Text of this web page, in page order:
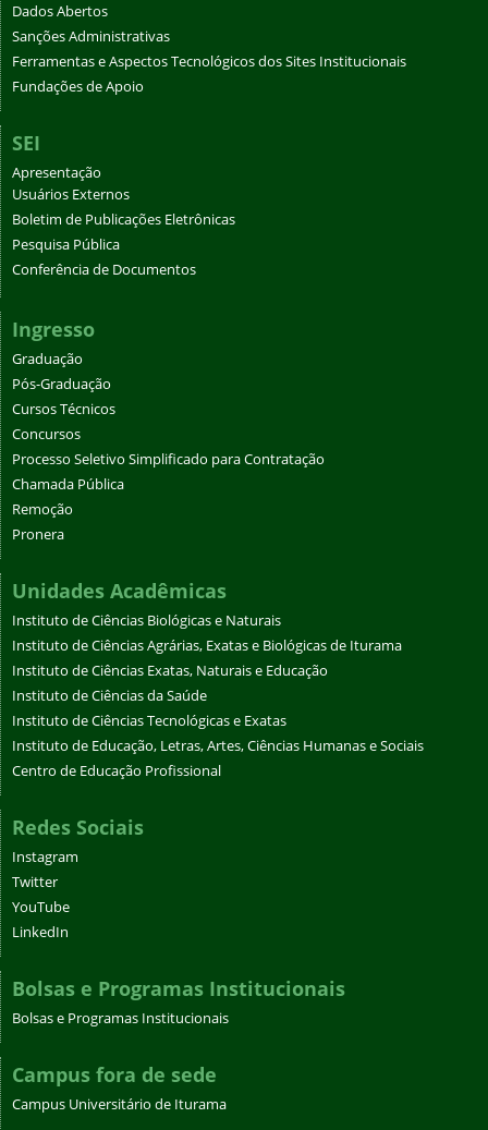
Dados Abertos
Sanções Administrativas
Ferramentas e Aspectos Tecnológicos dos Sites Institucionais
Fundações de Apoio
SEI
Apresentação
Usuários Externos
Boletim de Publicações Eletrônicas
Pesquisa Pública
Conferência de Documentos
Ingresso
Graduação
Pós-Graduação
Cursos Técnicos
Concursos
Processo Seletivo Simplificado para Contratação
Chamada Pública
Remoção
Pronera
Unidades Acadêmicas
Instituto de Ciências Biológicas e Naturais
Instituto de Ciências Agrárias, Exatas e Biológicas de Iturama
Instituto de Ciências Exatas, Naturais e Educação
Instituto de Ciências da Saúde
Instituto de Ciências Tecnológicas e Exatas
Instituto de Educação, Letras, Artes, Ciências Humanas e Sociais
Centro de Educação Profissional
Redes Sociais
Instagram
Twitter
YouTube
LinkedIn
Bolsas e Programas Institucionais
Bolsas e Programas Institucionais
Campus fora de sede
Campus Universitário de Iturama